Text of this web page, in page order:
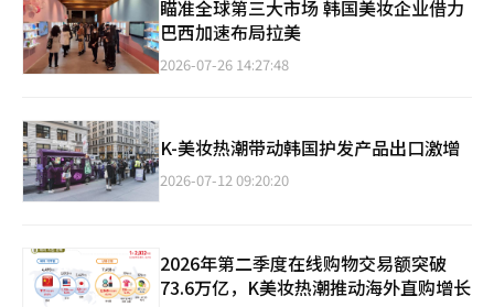
瞄准全球第三大市场 韩国美妆企业借力
巴西加速布局拉美
2026-07-26 14:27:48
K-美妆热潮带动韩国护发产品出口激增
2026-07-12 09:20:20
2026年第二季度在线购物交易额突破
73.6万亿，K美妆热潮推动海外直购增长